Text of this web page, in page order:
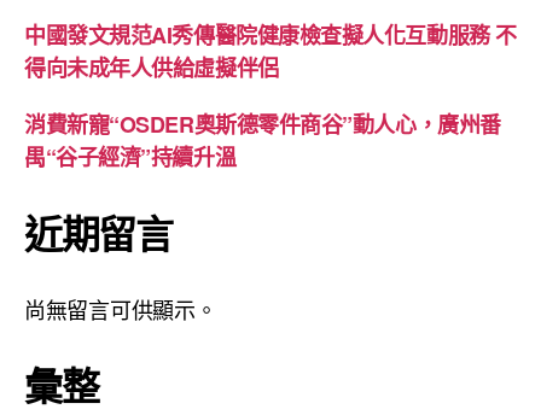
中國發文規范AI秀傳醫院健康檢查擬人化互動服務 不
得向未成年人供給虛擬伴侶
消費新寵“OSDER奧斯德零件商谷”動人心，廣州番
禺“谷子經濟”持續升溫
近期留言
尚無留言可供顯示。
彙整